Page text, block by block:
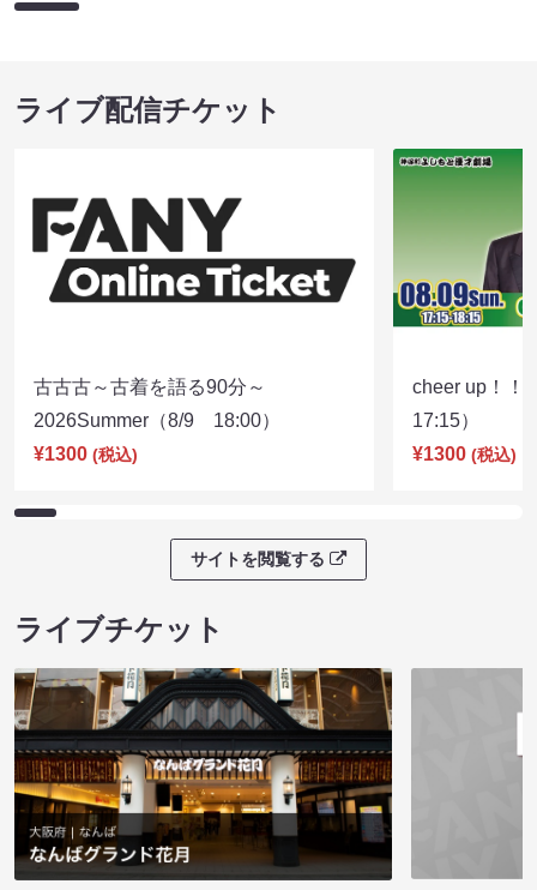
ライブ配信チケット
古古古～古着を語る90分～
2026Summer（8/9 18:00）
¥1300 (税込)
cheer up！
17:15）
¥1300 (税込)
サイトを閲覧する
ライブチケット